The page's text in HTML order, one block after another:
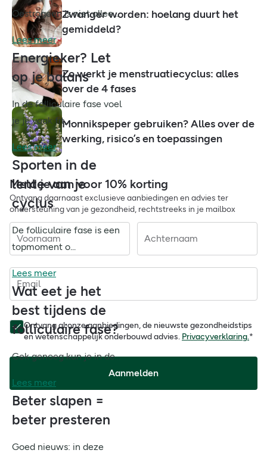
Oestrogeen is niet allee...
Lees meer
Energieker? Let
op je balans
In de folliculaire fase voel
je je vaak fit,...
Lees meer
Sporten in de
lente van je
cyclus
De folliculaire fase is een
topmoment o...
Lees meer
Wat eet je het
best tijdens de
folliculaire fase?
Gek genoeg kun je in de...
Lees meer
Beter slapen =
beter presteren
Goed nieuws: in deze
Zwanger worden: hoelang duurt het
gemiddeld?
Zo werkt je menstruatiecyclus: alles
over de 4 fases
Monnikspeper gebruiken? Alles over de
werking, risico’s en toepassingen
Meld je aan voor 10% korting
Ontvang daarnaast exclusieve aanbiedingen en advies ter
ondersteuning van je gezondheid, rechtstreeks in je mailbox
Voornaam Achternaam
Email
Ontvang al onze aanbiedingen, de nieuwste gezondheidstips
en wetenschappelijk onderbouwd advies. Privacyverklaring.*
Aanmelden